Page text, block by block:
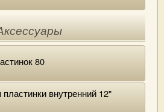
80
внутренний 12"